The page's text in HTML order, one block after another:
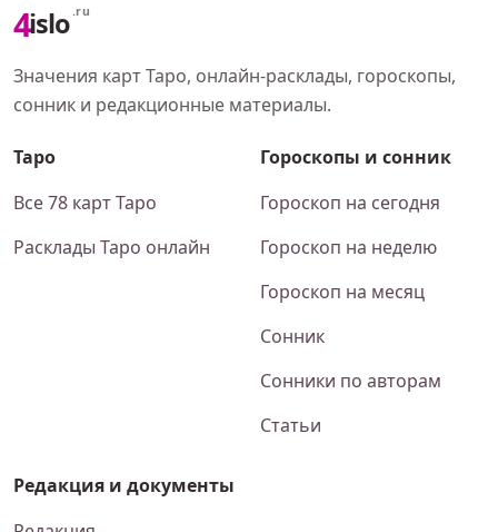
4islo .ru
Значения карт Таро, онлайн-расклады, гороскопы,
сонник и редакционные материалы.
Таро
Все 78 карт Таро
Расклады Таро онлайн
Гороскопы и сонник
Гороскоп на сегодня
Гороскоп на неделю
Гороскоп на месяц
Сонник
Сонники по авторам
Статьи
Редакция и документы